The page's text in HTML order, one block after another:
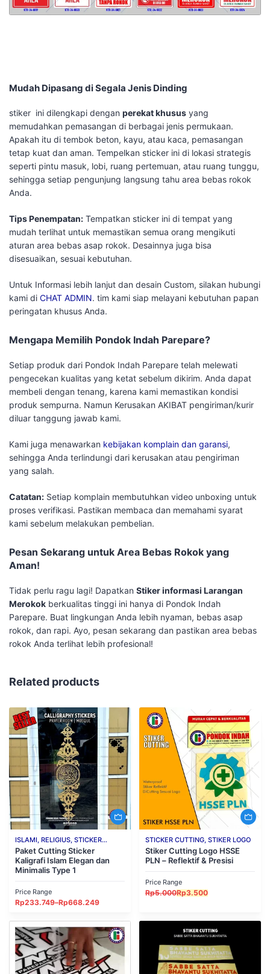
Mudah Dipasang di Segala Jenis Dinding
stiker ini dilengkapi dengan perekat khusus yang
memudahkan pemasangan di berbagai jenis permukaan.
Apakah itu di tembok beton, kayu, atau kaca, pemasangan
tetap kuat dan aman. Tempelkan sticker ini di lokasi strategis
seperti pintu masuk, lobi, ruang pertemuan, atau ruang tunggu,
sehingga setiap pengunjung langsung tahu area bebas rokok
Anda.
Tips Penempatan: Tempatkan sticker ini di tempat yang
mudah terlihat untuk memastikan semua orang mengikuti
aturan area bebas asap rokok. Desainnya juga bisa
disesuaikan, sesuai kebutuhan.
Untuk Informasi lebih lanjut dan desain Custom, silakan hubungi
kami di CHAT ADMIN. tim kami siap melayani kebutuhan papan
peringatan khusus Anda.
Mengapa Memilih Pondok Indah Parepare?
Setiap produk dari Pondok Indah Parepare telah melewati
pengecekan kualitas yang ketat sebelum dikirim. Anda dapat
membeli dengan tenang, karena kami memastikan kondisi
produk sempurna. Namun Kerusakan AKIBAT pengiriman/kurir
diluar tanggung jawab kami.
Kami juga menawarkan kebijakan komplain dan garansi,
sehingga Anda terlindungi dari kerusakan atau pengiriman
yang salah.
Catatan: Setiap komplain membutuhkan video unboxing untuk
proses verifikasi. Pastikan membaca dan memahami syarat
kami sebelum melakukan pembelian.
Pesan Sekarang untuk Area Bebas Rokok yang
Aman!
Tidak perlu ragu lagi! Dapatkan Stiker informasi Larangan
Merokok berkualitas tinggi ini hanya di Pondok Indah
Parepare. Buat lingkungan Anda lebih nyaman, bebas asap
rokok, dan rapi. Ayo, pesan sekarang dan pastikan area bebas
rokok Anda terlihat lebih profesional!
Related products
ISLAMI, RELIGIUS, STICKER
CUTTING
Paket Cutting Sticker
Kaligrafi Islam Elegan dan
Minimalis Type 1
Price Range
Rp233.749–Rp668.249
Price
range:
through
Rp668.249
STICKER CUTTING, STIKER LOGO
Stiker Cutting Logo HSSE
PLN – Reflektif & Presisi
Price Range
Rp5.000
Original
price
Rp3.500
Current
price